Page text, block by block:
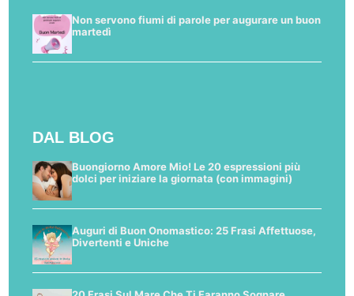
Non servono fiumi di parole per augurare un buon
martedì
DAL BLOG
Buongiorno Amore Mio! Le 20 espressioni più
dolci per iniziare la giornata (con immagini)
Auguri di Buon Onomastico: 25 Frasi Affettuose,
Divertenti e Uniche